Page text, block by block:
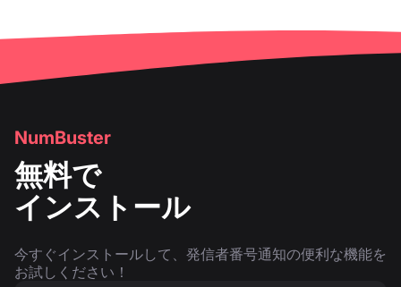
NumBuster
無料で
インストール
今すぐインストールして、発信者番号通知の便利な機能を
お試しください！